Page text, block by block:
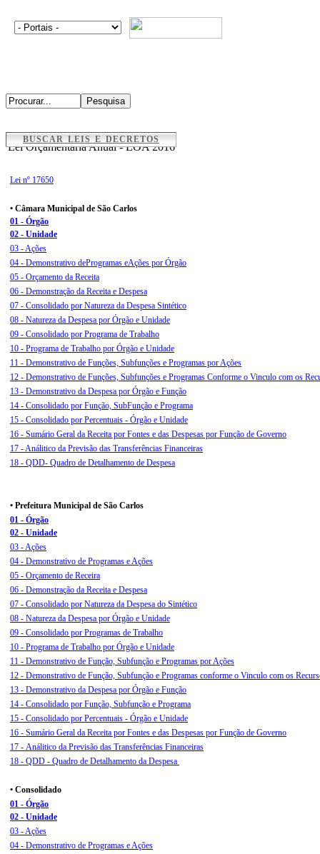
BUSCAR LEIS E DECRETOS
Lei Orçamentária Anual - LOA 2016
Lei nº 17650
• Câmara Municipal de São Carlos
01 - Órgão
02 - Unidade
03 - Ações
04 - Demonstrativo deProgramas eAções por Órgão
05 - Orçamento da Receita
06 - Demonstração da Receita e Despesa
07 - Consolidado por Natureza da Despesa Sintético
08 - Natureza da Despesa por Órgão e Unidade
09 - Consolidado por Programa de Trabalho
10 - Programa de Trabalho por Órgão e Unidade
11 - Demonstrativo de Funções, Subfunções e Programas por Ações
12 - Demonstrativo de Funções, Subfunções e Programas Conforme o Vinculo com os
13 - Demonstrativo da Despesa por Órgão e Função
14 - Consolidado por Função, SubFunção e Programa
15 - Consolidado por Percentuais - Órgão e Unidade
16 - Sumário Geral da Receita por Fontes e das Despesas por Função de Governo
17 - Análitico da Previsão das Transferências Financeiras
18 - QDD- Quadro de Detalhamento de Despesa
• Prefeitura Municipal de São Carlos
01 - Órgão
02 - Unidade
03 - Ações
04 - Demonstrativo de Programas e Ações
05 - Orçamento de Receira
06 - Demonstração da Receita e Despesa
07 - Consolidado por Natureza da Despesa do Sintético
08 - Natureza da Despesa por Órgão e Unidade
09 - Consolidado por Programas de Trabalho
10 - Programa de Trabalho por Órgão e Unidade
11 - Demonstrativo de Função, Subfunção e Programas por Ações
12 - Demonstrativo de Função, Subfunção e Programas conforme o Vinculo com os
13 - Demonstrativo da Despesa por Órgão e Função
14 - Consolidado por Função, Subfunção e Programa
15 - Consolidado por Percentuais - Órgão e Unidade
16 - Sumário Geral da Receita por Fontes e das Despesas por Função de Governo
17 - Análitico da Previsão das Transferências Financeiras
18 - QDD - Quadro de Detalhamento da Despesa
• Consolidado
01 - Órgão
02 - Unidade
03 - Ações
04 - Demonstrativo de Programas e Ações